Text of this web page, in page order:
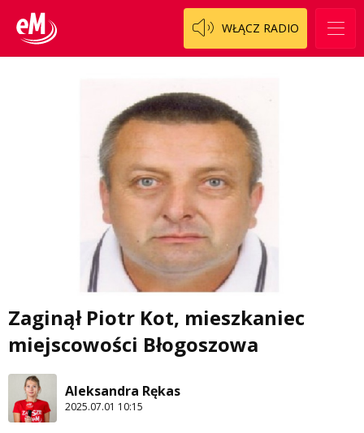
WŁĄCZ RADIO
Zaginął Piotr Kot, mieszkaniec
miejscowości Błogoszowa
Aleksandra Rękas
2025.07.01 10:15